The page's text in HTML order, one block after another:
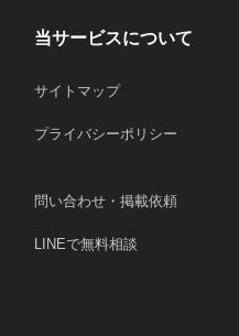
当サービスについて
サイトマップ
プライバシーポリシー
問い合わせ・掲載依頼
LINEで無料相談